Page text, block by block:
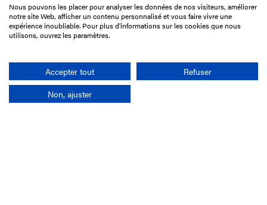
15 Boulevard de Douaumont
75017 Paris
01 49 10 20 29
Rechercher
Nous pouvons les placer pour analyser les données de nos visiteurs, améliorer
notre site Web, afficher un contenu personnalisé et vous faire vivre une
expérience inoubliable. Pour plus d'informations sur les cookies que nous
utilisons, ouvrez les paramètres.
Accepter tout
Refuser
Non, ajuster